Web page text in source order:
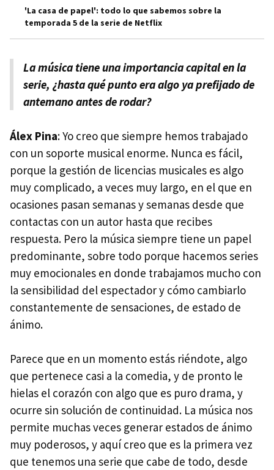
'La casa de papel': todo lo que sabemos sobre la
temporada 5 de la serie de Netflix
La música tiene una importancia capital en la
serie, ¿hasta qué punto era algo ya prefijado de
antemano antes de rodar?
Álex Pina: Yo creo que siempre hemos trabajado
con un soporte musical enorme. Nunca es fácil,
porque la gestión de licencias musicales es algo
muy complicado, a veces muy largo, en el que en
ocasiones pasan semanas y semanas desde que
contactas con un autor hasta que recibes
respuesta. Pero la música siempre tiene un papel
predominante, sobre todo porque hacemos series
muy emocionales en donde trabajamos mucho con
la sensibilidad del espectador y cómo cambiarlo
constantemente de sensaciones, de estado de
ánimo.
Parece que en un momento estás riéndote, algo
que pertenece casi a la comedia, y de pronto le
hielas el corazón con algo que es puro drama, y
ocurre sin solución de continuidad. La música nos
permite muchas veces generar estados de ánimo
muy poderosos, y aquí creo que es la primera vez
que tenemos una serie que cabe de todo, desde